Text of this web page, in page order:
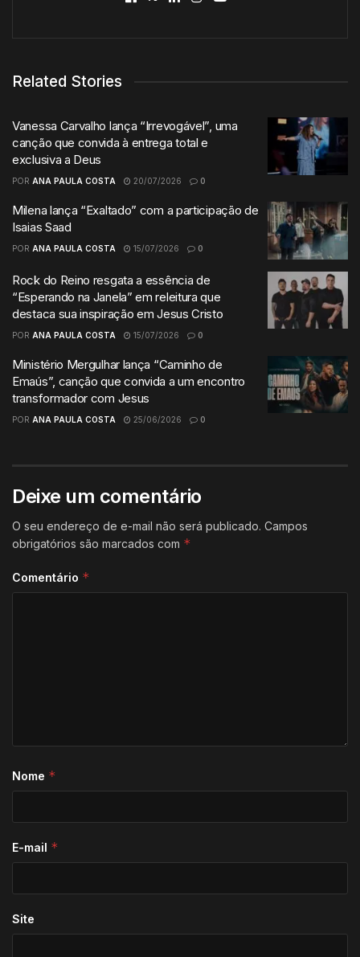
Related Stories
Vanessa Carvalho lança “Irrevogável”, uma
canção que convida à entrega total e
exclusiva a Deus
POR ANA PAULA COSTA 20/07/2026 0
Milena lança “Exaltado” com a participação de
Isaias Saad
POR ANA PAULA COSTA 15/07/2026 0
Rock do Reino resgata a essência de
“Esperando na Janela” em releitura que
destaca sua inspiração em Jesus Cristo
POR ANA PAULA COSTA 15/07/2026 0
Ministério Mergulhar lança “Caminho de
Emaús”, canção que convida a um encontro
transformador com Jesus
POR ANA PAULA COSTA 25/06/2026 0
Deixe um comentário
O seu endereço de e-mail não será publicado. Campos
obrigatórios são marcados com *
Comentário *
Nome *
E-mail *
Site